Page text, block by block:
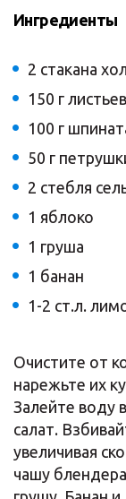
Ингредиенты
2 стакана
150 г
100 г
50 г
2 стебля
1 яблоко
1 груша
1 банан
1-2 ст.л.
Очистите от
нарежьте их
Залейте воду в
салат.
увеличивая
чашу